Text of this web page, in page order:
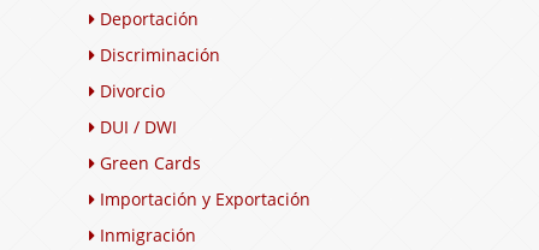
Deportación
Discriminación
Divorcio
DUI / DWI
Green Cards
Importación y Exportación
Inmigración